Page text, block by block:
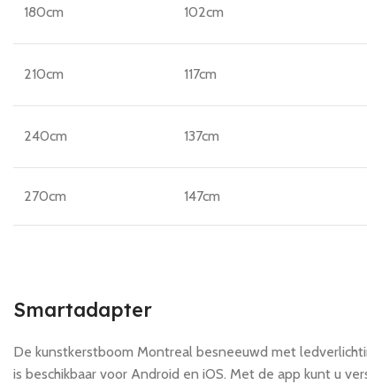
180cm 102cm
210cm 117cm
240cm 137cm
270cm 147cm
Smartadapter
De kunstkerstboom Montreal besneeuwd met
is beschikbaar voor Android en iOS. Met de app kunt u